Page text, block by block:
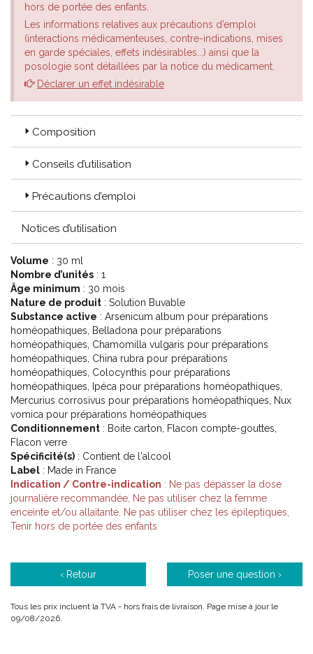
hors de portée des enfants.
Les informations relatives aux précautions d’emploi
(interactions médicamenteuses, contre-indications, mises
en garde spéciales, effets indésirables...) ainsi que la
posologie sont détaillées par la notice du médicament.
Déclarer un effet indésirable
Composition
Conseils d’utilisation
Précautions d’emploi
Notices d’utilisation
Volume : 30 ml
Nombre d’unités : 1
Âge minimum : 30 mois
Nature de produit : Solution Buvable
Substance active : Arsenicum album pour préparations
homéopathiques, Belladona pour préparations
homéopathiques, Chamomilla vulgaris pour préparations
homéopathiques, China rubra pour préparations
homéopathiques, Colocynthis pour préparations
homéopathiques, Ipéca pour préparations homéopathiques,
Mercurius corrosivus pour préparations homéopathiques, Nux
vomica pour préparations homéopathiques
Conditionnement : Boite carton, Flacon compte-gouttes,
Flacon verre
Spécificité(s) : Contient de l'alcool
Label : Made in France
Indication / Contre-indication : Ne pas dépasser la dose
journalière recommandée, Ne pas utiliser chez la femme
enceinte et/ou allaitante, Ne pas utiliser chez les épileptiques,
Tenir hors de portée des enfants
‹ Retour Poser une question ›
Tous les prix incluent la TVA - hors frais de livraison. Page mise à jour le
09/08/2026.